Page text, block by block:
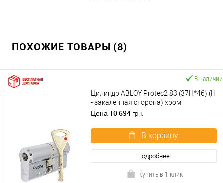
ПОХОЖИЕ ТОВАРЫ (8)
В наличии
Цилиндр ABLOY Protec2 83 (37H*46) (H
- закаленная сторона) хром
полированный
Цена 10 694 грн.
В корзину
Подробнее
Купить в 1 клик